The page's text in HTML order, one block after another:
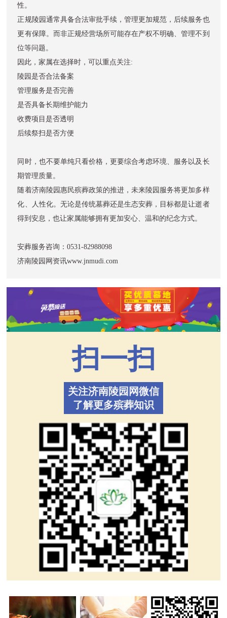
性。
正规陵园通常具备合法审批手续，管理更加规范，后续服务也
更有保障。而非正规经营场所可能存在产权不明确、管理不到
位等问题。
因此，家属在选择时，可以重点关注:
陵园是否合法备案
管理服务是否完善
是否具备长期维护能力
收费项目是否透明
后续祭扫是否方便
同时，也不要单纯只看价格，更要综合考虑环境、服务以及长
期管理质量。
随着济南陵园惠民殡葬政策的推进，未来陵园服务将更加多样
化、人性化。无论是传统墓葬还是生态安葬，目标都是让逝者
得到安息，也让家属能够拥有更加安心、温和的纪念方式。
安葬服务咨询：0531-82988098
济南陵园网资讯www.jnmudi.com
扫一扫
关注济南陵园网微信
了解更多殡葬知识